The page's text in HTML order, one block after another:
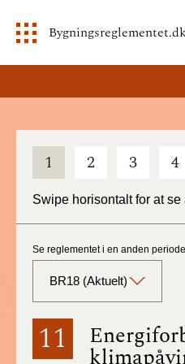
Bygningsreglementet.dk
1 2 3 4
Swipe horisontalt for at se
11
Se reglementet i en anden periode
BR18 (Aktuelt)
BR18 (Aktuelt)